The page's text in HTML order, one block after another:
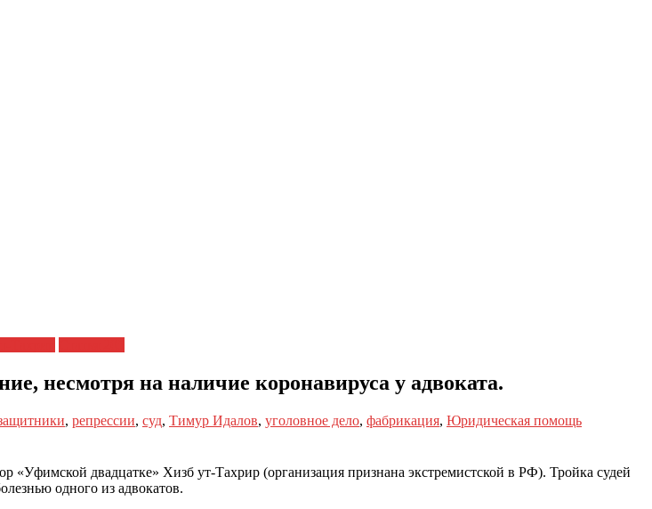
несмотря на наличие коронавируса у адвоката.
, репрессии, суд, Тимур Идалов, уголовное дело, фабрикация, Юридическая помощь
двадцатке» Хизб ут-Тахрир (организация признана экстремистской в РФ). Тройка судей
одного из адвокатов.